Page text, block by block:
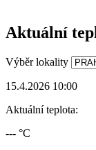
Aktuální
Výběr lokality
15.4.2026 10:00
Aktuální teplota:
--- °C